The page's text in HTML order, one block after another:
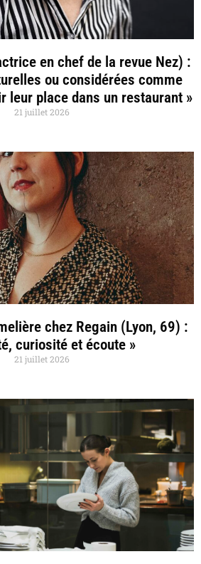
en chef de la revue Nez) :
ou considérées comme
leur place dans un restaurant »
21 juillet 2026
chez Regain (Lyon, 69) :
curiosité et écoute »
21 juillet 2026